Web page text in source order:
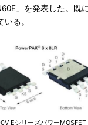
」を発表した。既
る。
EシリーズパワーMOSFET